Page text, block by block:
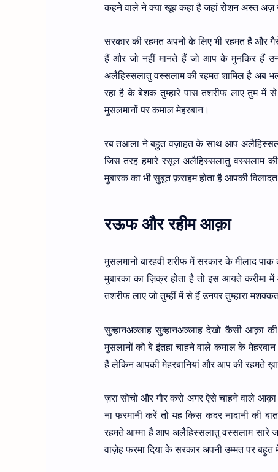
कहने वाले ने क्या खूब कहा है जहां रोशन अस्त अज़
सरकार की रहमत अपनों के लिए भी रहमत है और
हैं और जो नहीं मानते हैं जो आप के मुनकिर हैं
अलैहिस्सलातु वस्सलाम की रहमत शामिल है अब
रहा है के बेशक तुम्हारे पास तशरीफ लाए तुम में से
मुसलमानों पर कमाल मेहरबान।
रब तआला ने बहुत वज़ाहत के साथ आप
जिस तरह हमारे रसूल अलैहिस्सलातु वस्सलाम
मुबारक का भी सुबूत फ़राहम होता है आपकी
रऊफ और रहीम आक़ा
मुसलमानों बारहवीं शरीफ में सरकार के मीलाद
मुबारका का ज़िक्र होता है तो इस आयते करीमा
तशरीफ लाए जो तुम्हीं में से हैं उनपर तुम्हारा
सुब्हानअल्लाह सुब्हानअल्लाह देखो कैसी आक़ा
मुसलानों को बे इंतहा चाहने वाले कमाल के
हैं लेकिन आपकी मेहरबानियां और आप की रहमते
ज़रा सोचो और गौर करो अगर ऐसे चाहने वाले
ना फरमानी करें तो यह किस कदर नादानी की
रहमते आम्मा है आप अलैहिस्सलातु वस्सलाम सारे
वाज़ेह फरमा दिया के सरकार अपनी उम्मत पर